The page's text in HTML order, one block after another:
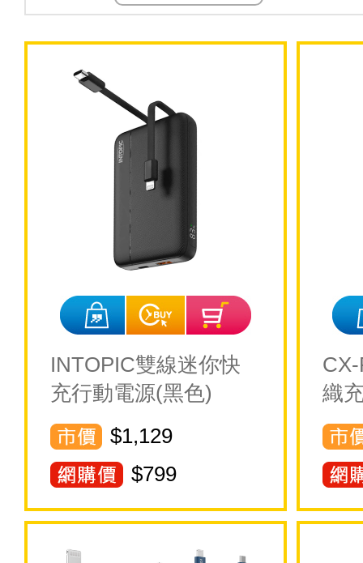
INTOPIC雙線迷你快
充行動電源(黑色)
$1,129
$799
織